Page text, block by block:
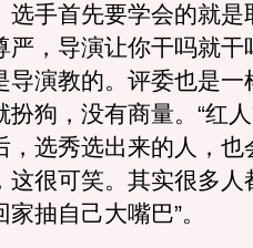
选手首先要学会的就是
严，导演让你干吗就干
导演教的。评委也是一
狗，没有商量。“红
，选秀选出来的人，也
很可笑。其实很多人
抽自己大嘴巴”。